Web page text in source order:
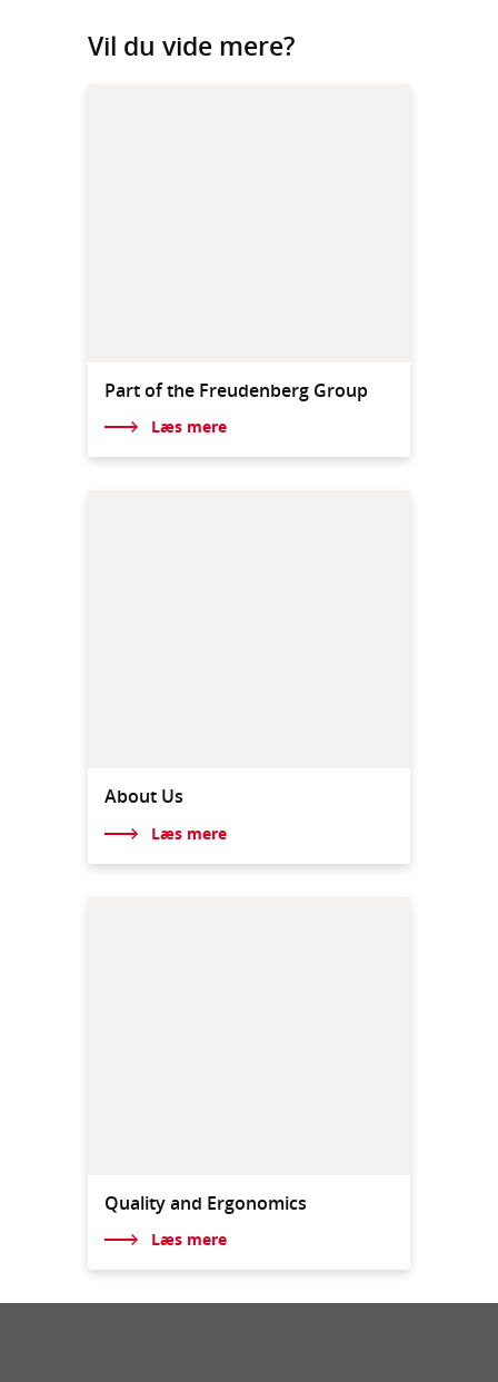
Vil du vide mere?
Part of the Freudenberg Group
Læs mere
About Us
Læs mere
Quality and Ergonomics
Læs mere